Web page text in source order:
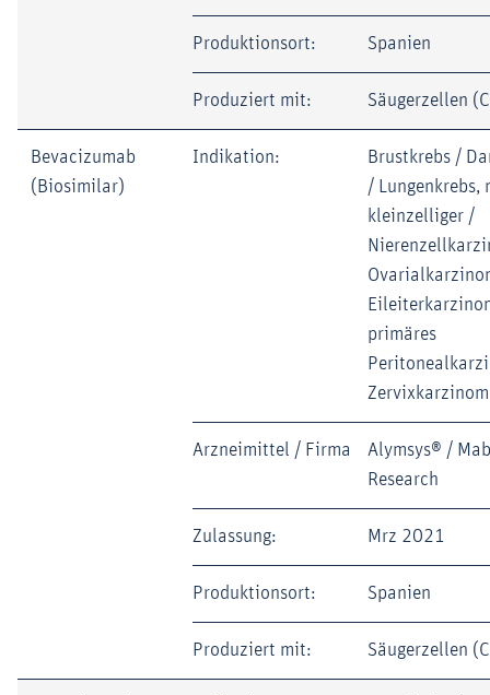
Produktionsort: Spanien
Produziert mit: Säugerzellen
Bevacizumab
(Biosimilar)
Indikation:
Brustkrebs /
/ Lungenkrebs,
kleinzelliger /
primäres
Zervixkarzinom
Arzneimittel / Firma
Alymsys® /
Research
Zulassung: Mrz 2021
Produktionsort: Spanien
Produziert mit: Säugerzellen